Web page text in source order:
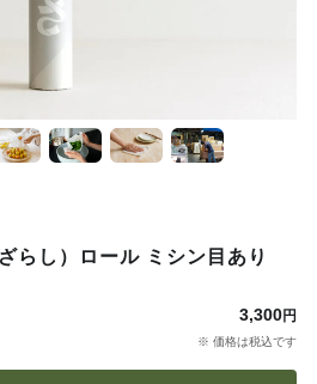
らし）ロール ミシン目あり
3,300円
※ 価格は税込です